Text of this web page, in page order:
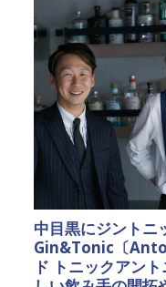
中目黒にジント
Gin&Tonic〔
ド トニックアン